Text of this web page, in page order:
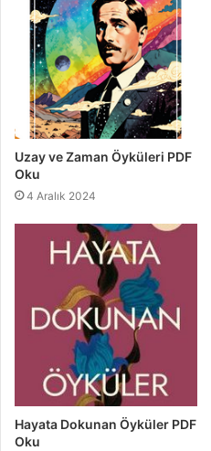
Uzay ve Zaman Öyküleri PDF
Oku
4 Aralık 2024
Hayata Dokunan Öyküler PDF
Oku